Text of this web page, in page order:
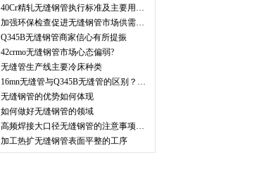
40Cr精轧无缝钢管执行标准及主要用…
加强环保检查促进无缝钢管市场供需…
Q345B无缝钢管商家信心有所提振
42crmo无缝钢管市场心态偏弱?
无缝管生产线主要冷床种类
16mn无缝管与Q345B无缝管的区别？…
无缝钢管的优势如何体现
如何做好无缝钢管的领域
高频焊接大口径无缝钢管的注意事项…
加工热扩无缝钢管表面平整的工序